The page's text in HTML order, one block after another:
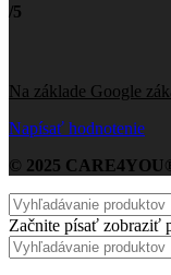
/5
Na základe Google
Napísať hodnotenie
© 2025
Začnite písať zobraziť